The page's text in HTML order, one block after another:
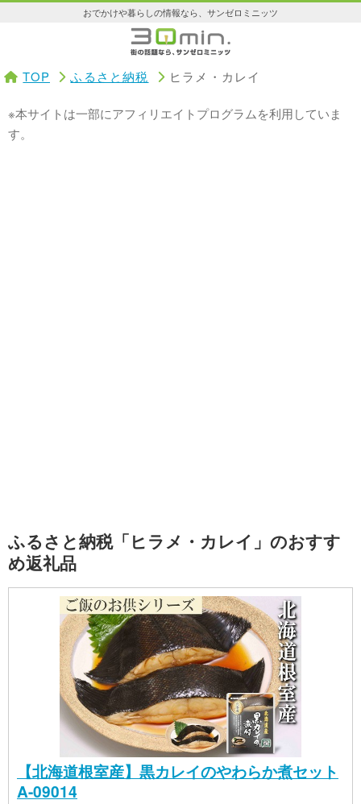
おでかけや暮らしの情報なら、サンゼロミニッツ
TOP ふるさと納税 ヒラメ・カレイ
※本サイトは一部にアフィリエイトプログラムを利用していま
す。
ふるさと納税「ヒラメ・カレイ」のおすす
め返礼品
【北海道根室産】黒カレイのやわらか煮セット
A-09014